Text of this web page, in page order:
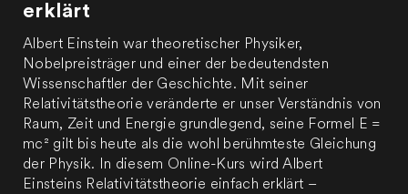
erklärt
Albert Einstein war theoretischer Physiker,
Nobelpreisträger und einer der bedeutendsten
Wissenschaftler der Geschichte. Mit seiner
Relativitätstheorie veränderte er unser Verständnis von
Raum, Zeit und Energie grundlegend, seine Formel E =
mc² gilt bis heute als die wohl berühmteste Gleichung
der Physik. In diesem Online-Kurs wird Albert
Einsteins Relativitätstheorie einfach erklärt –